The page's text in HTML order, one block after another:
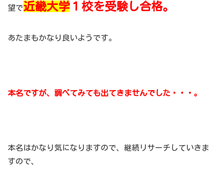
望で近畿大学１校を受験し合格。
あたまもかなり良いようです。
本名ですが、調べてみても出てきませんでした・・・。
本名はかなり気になりますので、継続リサーチしていきま
すので、